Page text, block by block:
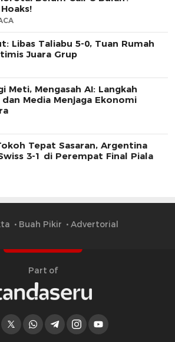
Libas Taliabu 5-0, Tuan Rumah
Juara Grup
Meti, Mengasah AI: Langkah
dan Media Menjaga Ekonomi
Tepat Sasaran, Argentina
3-1 di Perempat Final Piala
Buah Pikir Advertorial
Part of